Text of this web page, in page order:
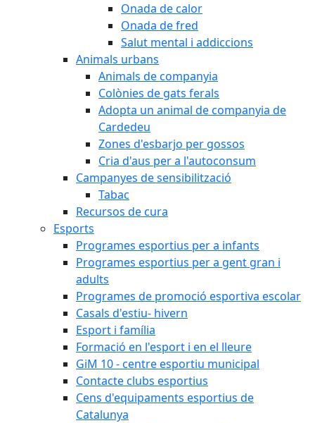
Onada de calor
Onada de fred
Salut mental i addiccions
Animals urbans
Animals de companyia
Colònies de gats ferals
Adopta un animal de companyia de
Cardedeu
Zones d'esbarjo per gossos
Cria d'aus per a l'autoconsum
Campanyes de sensibilització
Tabac
Recursos de cura
Esports
Programes esportius per a infants
Programes esportius per a gent gran i
adults
Programes de promoció esportiva escolar
Casals d'estiu- hivern
Esport i família
Formació en l'esport i en el lleure
GiM 10 - centre esportiu municipal
Contacte clubs esportius
Cens d'equipaments esportius de
Catalunya